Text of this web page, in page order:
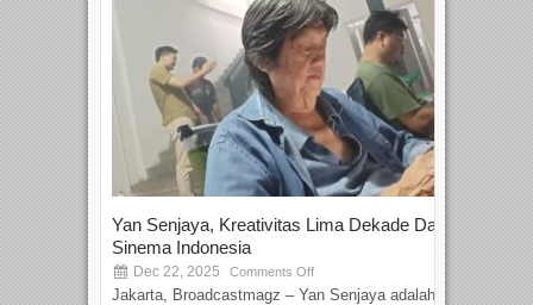
Yan Senjaya, Kreativitas Lima Dekade Dalam
Sinema Indonesia
Dec 22, 2025 Comments Off
Jakarta, Broadcastmagz – Yan Senjaya adalah...